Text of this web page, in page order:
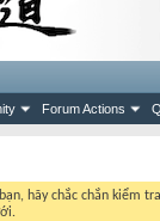
Forum Actions
hãy chắc chắn kiểm tra